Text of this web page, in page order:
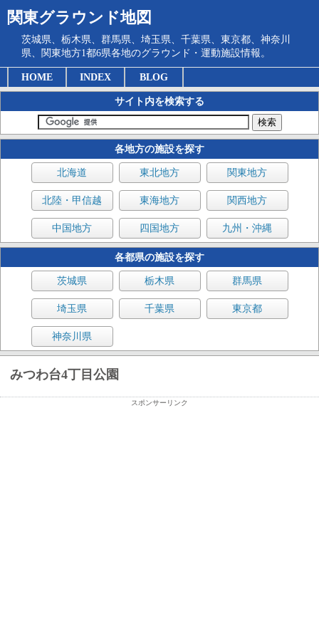
関東グラウンド地図
茨城県、栃木県、群馬県、埼玉県、千葉県、東京都、神奈川
県、関東地方1都6県各地のグラウンド・運動施設情報。
HOME INDEX BLOG
サイト内を検索する
各地方の施設を探す
北海道 東北地方 関東地方
北陸・甲信越 東海地方 関西地方
中国地方 四国地方 九州・沖縄
各都県の施設を探す
茨城県 栃木県 群馬県
埼玉県 千葉県 東京都
神奈川県
みつわ台4丁目公園
スポンサーリンク